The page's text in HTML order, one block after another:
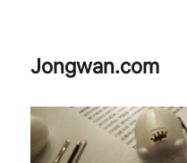
Jongwan.com